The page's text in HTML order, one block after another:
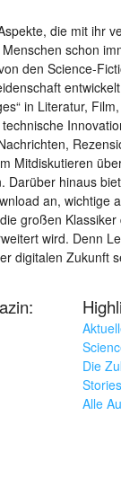
die mit ihr
schon
den Science-
in Literatur,
Mitdiskutieren
Darüber hinaus
an, wichtige
großen
wird. Denn
digitalen Zukunft
Die
Alle